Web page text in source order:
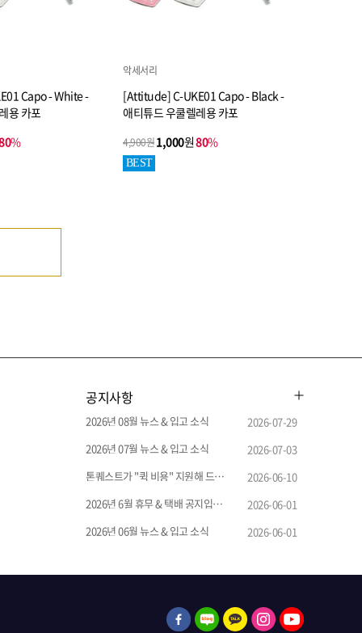
Capo - White -
용 카포
%
악세서리
[Attitude] C-UKE01 Capo - Black -
애티튜드 우쿨렐레용 카포
4,900원1,000원80%
BEST
공지사항
2026년 08월 뉴스 & 입고 소식
2026-07-29
2026년 07월 뉴스 & 입고 소식
2026-07-03
톤퀘스트가 "퀵 비용" 지원해 드립니다.
2026-06-10
2026년 6월 휴무 & 택배 공지입니다.
2026-06-01
2026년 06월 뉴스 & 입고 소식
2026-06-01